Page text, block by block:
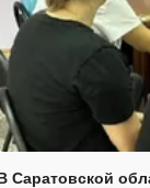
Саратовской